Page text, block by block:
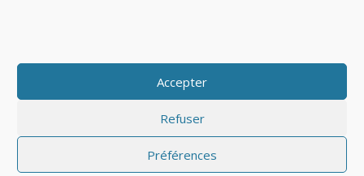
Accepter
Refuser
Préférences
Gestion des cookies|